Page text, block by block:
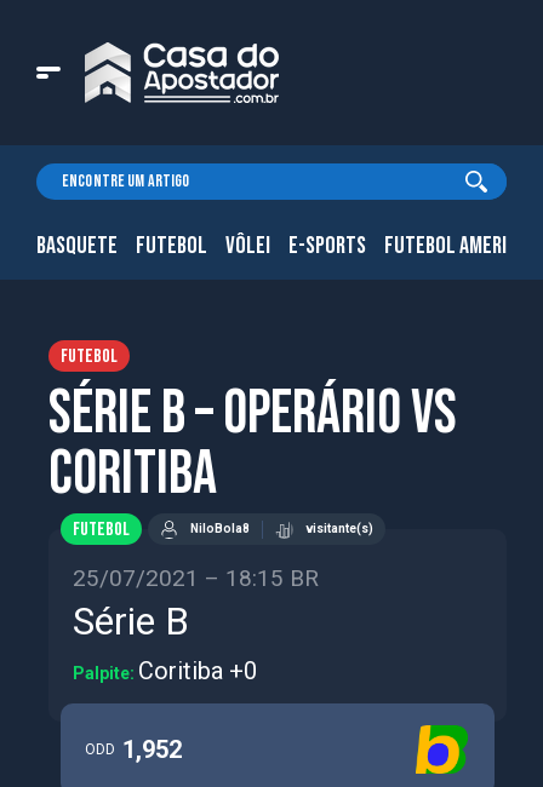
BASQUETE FUTEBOL VÔLEI E-SPORTS FUTEBOL
FUTEBOL
Série B – Operário vs
Coritiba
FUTEBOL NiloBola8 visitante(s)
25/07/2021 – 18:15 BR
Série B
Palpite: Coritiba +0
ODD 1,952